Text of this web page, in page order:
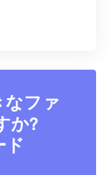
なファ
か?
ド